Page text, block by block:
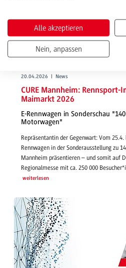
20.04.2026 | News
CURE Mannheim:
Maimarkt 2026
E-Rennwagen in Sonderschau
Motorwagen"
Repräsentantin der Gegenwart: Vom 25.4.
Rennwagen in der Sonderausstellung zu
Mannheim präsentieren – und somit auf
Regionalmesse mit ca. 250 000
weiterlesen
Alle akzeptieren
Nein, anpassen